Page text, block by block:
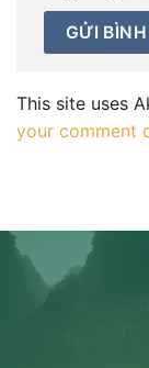
This site uses
your comment